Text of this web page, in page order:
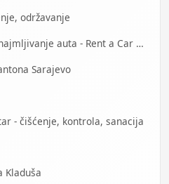
održavanje
Car Rental - Mietwagen - Iznajmljivanje auta - Rent a Car Bihać
Sarajevo
- čišćenje, kontrola, sanacija
Kladuša